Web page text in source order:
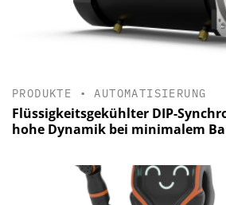
PRODUKTE •AUTOMATISIERUNG
Flüssigkeitsgekühlter DIP-
hohe Dynamik bei minimalem